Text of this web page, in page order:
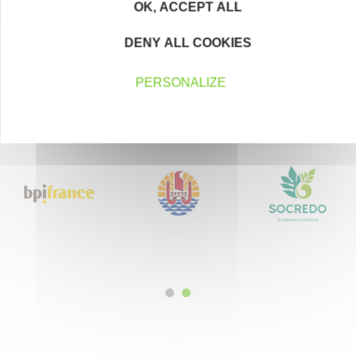
Devenez parrain ou marraineOK, ACCEPT ALL
DENY ALL COOKIES
PERSONALIZE